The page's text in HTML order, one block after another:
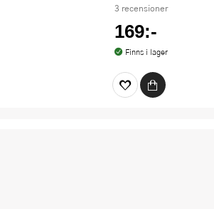
3 recensioner
169:-
Finns i lager